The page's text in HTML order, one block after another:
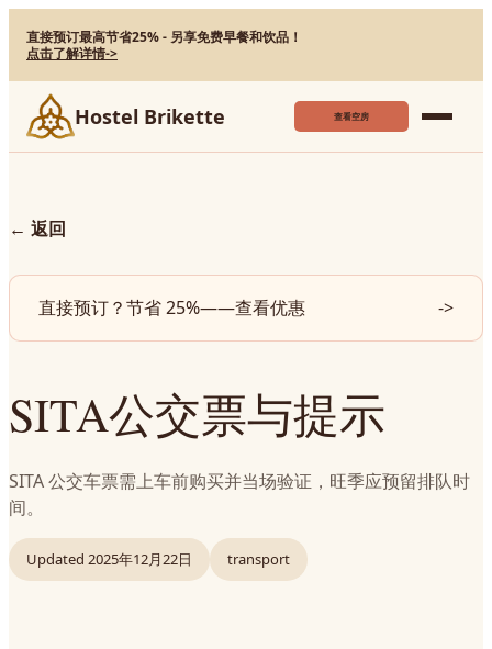
直接预订最高节省25% - 另享免费早餐和饮品！
点击了解详情->
Hostel Brikette 查看空房
← 返回
直接预订？节省 25%——查看优惠 ->
SITA公交票与提示
SITA 公交车票需上车前购买并当场验证，旺季应预留排队时
间。
Updated 2025年12月22日 transport